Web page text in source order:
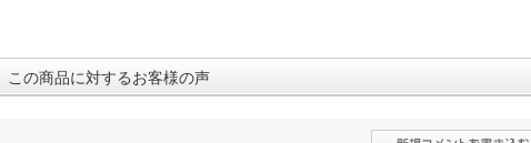
この商品に対するお客様の声